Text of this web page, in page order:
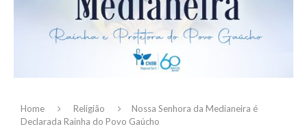
Home Religião
Nossa Senhora da Medianeira é
Declarada Rainha do Povo Gaúcho